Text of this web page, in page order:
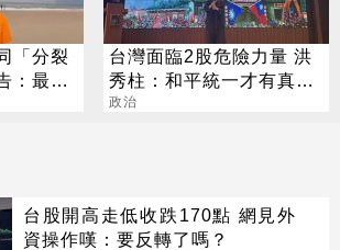
「分裂
：最重
台灣面臨2股危險力量 洪
秀柱：和平統一才有真正
安全
政治
台股開高走低收跌170點 網見外
資操作嘆：要反轉了嗎？